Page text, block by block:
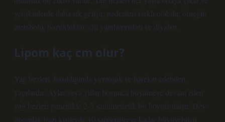
yetişkinlerde daha sık gelişir; nedenleri farklı olabilir, örneğin
metabolik bozukluklar, cilt yaralanmaları ve diyabet.
Lipom kaç cm olur?
Yağ bezleri, basıldığında yumuşak ve hareket edebilen
yapılardır. Aylar veya yıllar boyunca büyümeye devam eden
yağ bezleri genellikle 2-3 santimetrelik bir boyuta ulaşır. Dev
lipomlar, bazı kişilerde 10 santimetreye kadar büyüyebilen